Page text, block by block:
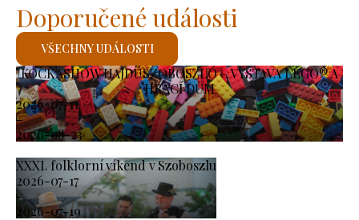
KOCKASHOW HAJDÚSZOBOSZLÓ – VÝSTAVA LEGO® A
HRACÍ DŮM
2026-07-11
-
2026-08-23
XXXI. folklorní víkend v Szoboszlu
2026-07-17
-
2026-07-19
Doporučené události
VŠECHNY UDÁLOSTI